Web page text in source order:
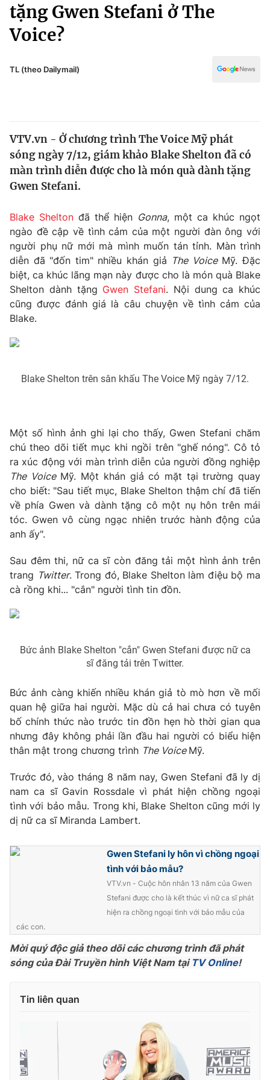
Chính trị
Xã hội
Pháp luật
Thế giới
Tin tức
Thế giới đó đây
Câu chuyện quốc tế
Kinh tế
Thị trường
Góc doanh nghiệp
Dữ liệu và đời sống
Truyền hình
Phim VTV
Hậu trường
Nhân vật
Khán giả
Giải trí
Điện ảnh
Đời sống
Du lịch
Tuyển sinh
Sản phẩm
Thị trường
Tư vấn
Lịch phát sóng
Chuyên mục khác
Emagazine Podcast
Photo Infographic
Video Shorts video
Bất động sản
Thị trường 24h Tấm lòng Việt
VTV4 Vươn mình bằng AI
VTV9
Liên hệ tòa soạn English
Theo dõi báo trên
Cơ quan chủ quản:Đài Truyền hình Việt Nam
Giấy phép hoạt động báo in và báo điện tử số 483/GP-BTTTT
cấp ngày 29/12/2023
Tổng Biên tập:
Nguyễn Thị Mỹ Hạnh, Phạm Quốc Thắng,
Nguyễn Trọng Ninh
Tổng đài VTV: 024.38 355 931 - 024.38 355 932
Truyền hình
Văn hóa - Giải trí
Công nghệ
tặng Gwen Stefani ở The
Voice?
TL (theo Dailymail)
VTV.vn - Ở chương trình The Voice Mỹ phát
sóng ngày 7/12, giám khảo Blake Shelton đã có
màn trình diễn được cho là món quà dành tặng
Gwen Stefani.
Blake Shelton đã thể hiện Gonna, một ca khúc ngọt
ngào đề cập về tình cảm của một người đàn ông với
người phụ nữ mới mà mình muốn tán tỉnh. Màn trình
diễn đã "đốn tim" nhiều khán giả The VoiceMỹ. Đặc
biệt, ca khúc lãng mạn này được cho là món quà Blake
Shelton dành tặng Gwen Stefani. Nội dung ca khúc
cũng được đánh giá là câu chuyện về tình cảm của
Blake.
Blake Shelton trên sân khấu The Voice Mỹ ngày 7/12.
Một số hình ảnh ghi lại cho thấy, Gwen Stefani chăm
chú theo dõi tiết mục khi ngồi trên "ghế nóng". Cô tỏ
ra xúc động với màn trình diễn của người đồng nghiệp
The VoiceMỹ. Một khán giả có mặt tại trường quay
cho biết: "Sau tiết mục, Blake Shelton thậm chí đã tiến
về phía Gwen và dành tặng cô một nụ hôn trên mái
tóc. Gwen vô cùng ngạc nhiên trước hành động của
anh ấy".
Sau đêm thi, nữ ca sĩ còn đăng tải một hình ảnh trên
trang Twitter. Trong đó, Blake Shelton làm điệu bộ ma
cà rồng khi... "cắn" người tình tin đồn.
Bức ảnh Blake Shelton "cắn" Gwen Stefani được nữ ca
sĩ đăng tải trên Twitter.
Bức ảnh càng khiến nhiều khán giả tò mò hơn về mối
quan hệ giữa hai người. Mặc dù cả hai chưa có tuyên
bố chính thức nào trước tin đồn hẹn hò thời gian qua
nhưng đây không phải lần đầu hai người có biểu hiện
thân mật trong chương trình The Voice Mỹ.
Trước đó, vào tháng 8 năm nay, Gwen Stefani đã ly dị
nam ca sĩ Gavin Rossdale vì phát hiện chồng ngoại
tình với bảo mẫu. Trong khi, Blake Shelton cũng mới ly
dị nữ ca sĩ Miranda Lambert.
Gwen Stefani ly hôn vì chồng ngoại
tình với bảo mẫu?
VTV.vn - Cuộc hôn nhân 13 năm của Gwen
Stefani được cho là kết thúc vì nữ ca sĩ phát
hiện ra chồng ngoại tình với bảo mẫu của
các con.
Mời quý độc giả theo dõi các chương trình đã phát
sóng của Đài Truyền hình Việt Nam tại TV Online!
Tin liên quan